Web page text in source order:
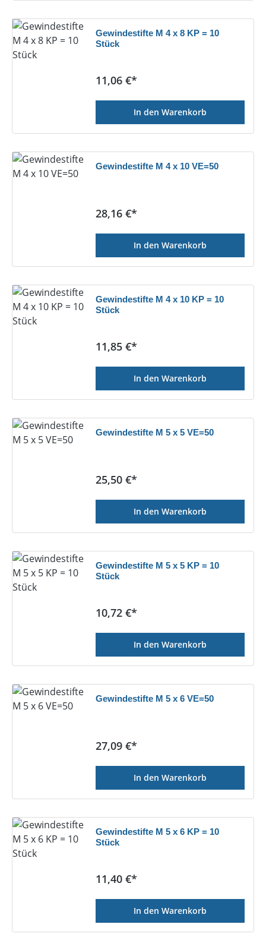
Gewindestifte M 4 x 8 KP = 10
Stück
Regulärer Preis:
11,06 €*
In den Warenkorb
Gewindestifte M 4 x 10 VE=50
Regulärer Preis:
28,16 €*
In den Warenkorb
Gewindestifte M 4 x 10 KP = 10
Stück
Regulärer Preis:
11,85 €*
In den Warenkorb
Gewindestifte M 5 x 5 VE=50
Regulärer Preis:
25,50 €*
In den Warenkorb
Gewindestifte M 5 x 5 KP = 10
Stück
Regulärer Preis:
10,72 €*
In den Warenkorb
Gewindestifte M 5 x 6 VE=50
Regulärer Preis:
27,09 €*
In den Warenkorb
Gewindestifte M 5 x 6 KP = 10
Stück
Regulärer Preis:
11,40 €*
In den Warenkorb